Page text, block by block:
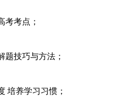
考考点；
题技巧与方法；
培养学习习惯；